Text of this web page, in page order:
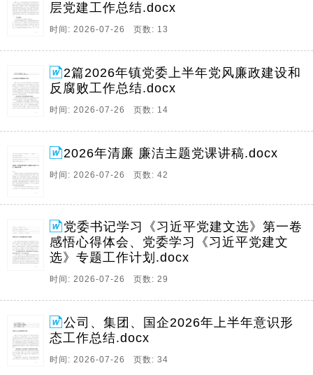
层党建工作总结.docx
时间: 2026-07-26 页数: 13
2篇2026年镇党委上半年党风廉政建设和
反腐败工作总结.docx
时间: 2026-07-26 页数: 14
2026年清廉 廉洁主题党课讲稿.docx
时间: 2026-07-26 页数: 42
党委书记学习《习近平党建文选》第一卷
感悟心得体会、党委学习《习近平党建文
选》专题工作计划.docx
时间: 2026-07-26 页数: 29
公司、集团、国企2026年上半年意识形
态工作总结.docx
时间: 2026-07-26 页数: 34